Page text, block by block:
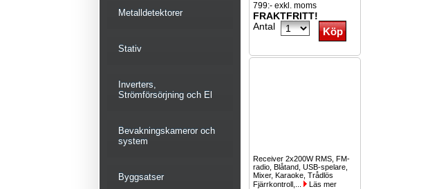
Metalldetektorer
Stativ
Inverters,
Strömförsörjning och El
Bevakningskameror och
system
Byggsatser
799:- exkl. moms
FRAKTFRITT!
Antal
Receiver 2x200W RMS, FM-
radio, Blåtand, USB-spelare,
Mixer, Karaoke, Trådlös
Fjärrkontroll,...
Läs mer